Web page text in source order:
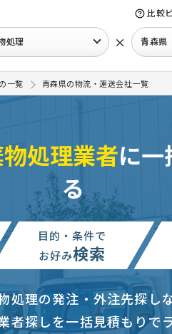
比較
処理 × 青森県
一覧 青森県の物流・運送会社一覧
処理業者に
る
目的・条件で
お好み検索
処理の発注・外注先探し
者探しを一括見積もりで